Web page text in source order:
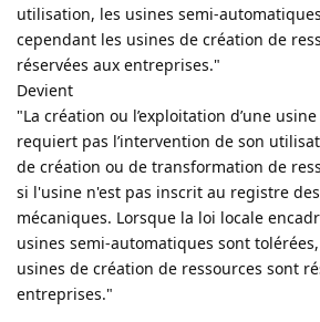
utilisation, les usines semi-
cependant les usines de création de
réservées aux entreprises."
Devient
"La création ou l’exploitation d’une
requiert pas l’intervention de son
de création ou de transformation de
si l'usine n'est pas inscrit au registre
mécaniques. Lorsque la loi locale
usines semi-automatiques sont
usines de création de ressources sont
entreprises."